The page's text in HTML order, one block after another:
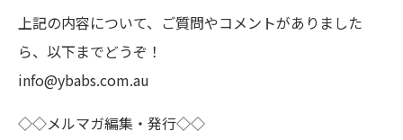
上記の内容について、ご質問やコメントがありました
ら、以下までどうぞ！
info@ybabs.com.au
◇◇メルマガ編集・発行◇◇